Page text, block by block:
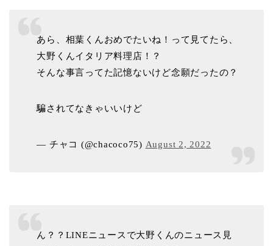
あら、相葉くんおめでたいね！って見てたら、
大野くんイタリア料理店！？
そんな事言ってた記憶ないけど念願だったの？
騙されてなきゃいいけど
— チャコ (@chacoco75) August 2, 2022
ん？？LINEニュースで大野くんのニュース見